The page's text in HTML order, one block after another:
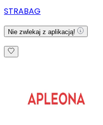
STRABAG
Nie zwlekaj z aplikacją!